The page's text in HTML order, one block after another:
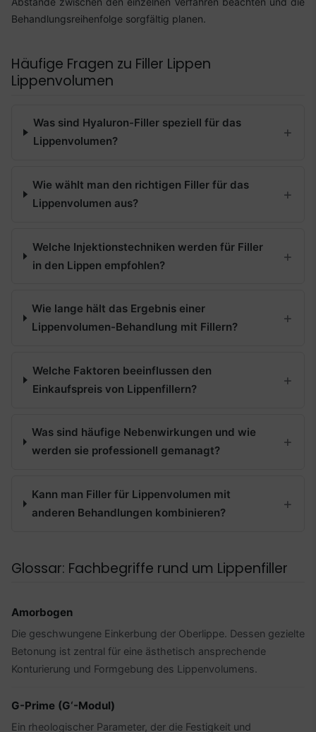
Behandlungsreihenfolge sorgfältig planen.
Häufige Fragen zu Filler Lippen
Lippenvolumen
Was sind Hyaluron-Filler speziell für das
Lippenvolumen?
Wie wählt man den richtigen Filler für das
Lippenvolumen aus?
Welche Injektionstechniken werden für Filler
in den Lippen empfohlen?
Wie lange hält das Ergebnis einer
Lippenvolumen-Behandlung mit Fillern?
Welche Faktoren beeinflussen den
Einkaufspreis von Lippenfillern?
Was sind häufige Nebenwirkungen und wie
werden sie professionell gemanagt?
Kann man Filler für Lippenvolumen mit
anderen Behandlungen kombinieren?
Glossar: Fachbegriffe rund um Lippenfiller
Amorbogen
Die geschwungene Einkerbung der Oberlippe. Dessen gezielte
Betonung ist zentral für eine ästhetisch ansprechende
Konturierung und Formgebung des Lippenvolumens.
G-Prime (G‘-Modul)
Ein rheologischer Parameter, der die Festigkeit und